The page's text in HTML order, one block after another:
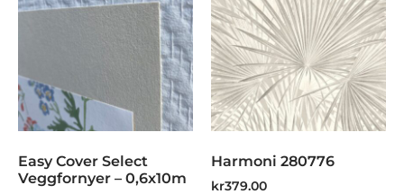
Easy Cover Select
Veggfornyer – 0,6x10m
Harmoni 280776
kr379.00